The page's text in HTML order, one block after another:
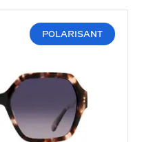
POLARISANT